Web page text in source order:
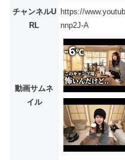
チャンネルU
RL
https://
nnp2J-A
動画サムネ
イル